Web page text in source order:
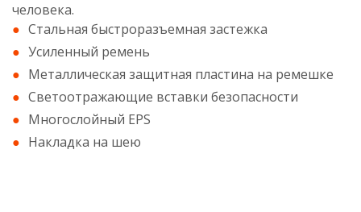
человека.
Стальная быстроразъемная застежка
Усиленный ремень
Металлическая защитная пластина на ремешке
Светоотражающие вставки безопасности
Многослойный EPS
Накладка на шею